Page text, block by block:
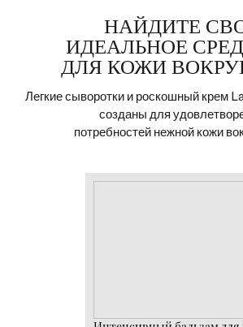
НАЙДИТЕ
ИДЕАЛЬНОЕ
ДЛЯ КОЖИ
Легкие сыворотки и роскошный крем
созданы для
потребностей нежной кожи